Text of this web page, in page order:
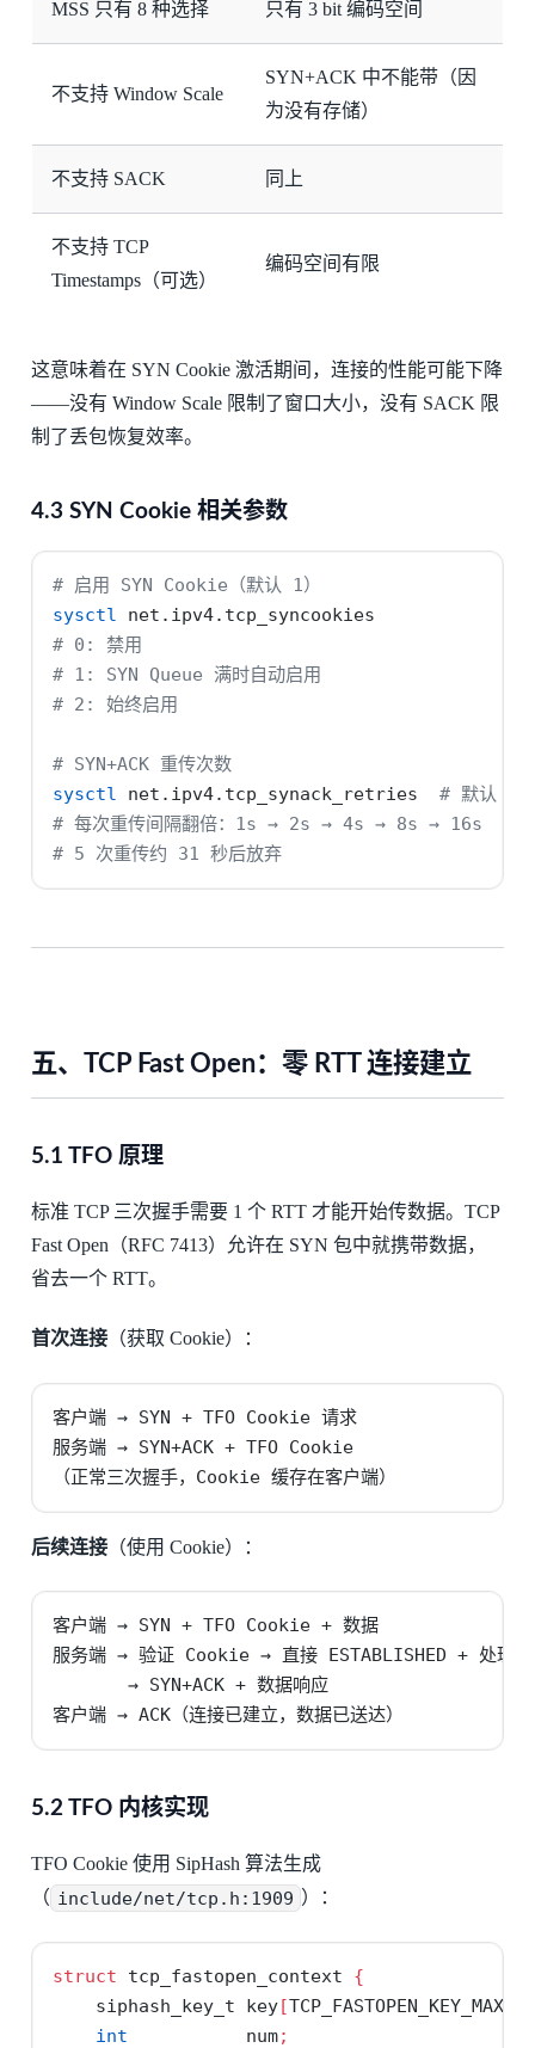
MSS 只有 8 种选择 只有 3 bit 编码空间
不支持 Window Scale
SYN+ACK 中不能带（因
为没有存储）
不支持 SACK 同上
不支持 TCP
Timestamps（可选）
编码空间有限
这意味着在 SYN Cookie 激活期间，连接的性能可能下降
——没有 Window Scale 限制了窗口大小，没有 SACK 限
制了丢包恢复效率。
4.3 SYN Cookie 相关参数
# 启用 SYN Cookie（默认 1）
sysctl net.ipv4.tcp_syncookies
# 0: 禁用
# 1: SYN Queue 满时自动启用
# 2: 始终启用
# SYN+ACK 重传次数
sysctl net.ipv4.tcp_synack_retries # 默认 5
# 每次重传间隔翻倍：1s → 2s → 4s → 8s → 16s
# 5 次重传约 31 秒后放弃
五、TCP Fast Open：零 RTT 连接建立
5.1 TFO 原理
标准 TCP 三次握手需要 1 个 RTT 才能开始传数据。TCP
Fast Open（RFC 7413）允许在 SYN 包中就携带数据，
省去一个 RTT。
首次连接（获取 Cookie）：
客户端 → SYN + TFO Cookie 请求
服务端 → SYN+ACK + TFO Cookie
（正常三次握手，Cookie 缓存在客户端）
后续连接（使用 Cookie）：
客户端 → SYN + TFO Cookie + 数据
服务端 → 验证 Cookie → 直接 ESTABLISHED + 处理数
       → SYN+ACK + 数据响应
客户端 → ACK（连接已建立，数据已送达）
5.2 TFO 内核实现
TFO Cookie 使用 SipHash 算法生成
（ include/net/tcp.h:1909 ）：
struct tcp_fastopen_context {
    siphash_key_t key
[TCP_FASTOPEN_KEY_MAX
int
           num
;